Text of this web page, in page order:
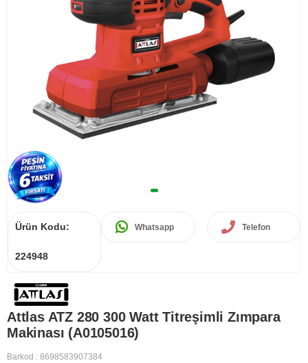
Ürün Kodu:
224948
Whatsapp Telefon
Attlas ATZ 280 300 Watt Titreşimli Zımpara
Makinası (A0105016)
Barkod : 8698583907384